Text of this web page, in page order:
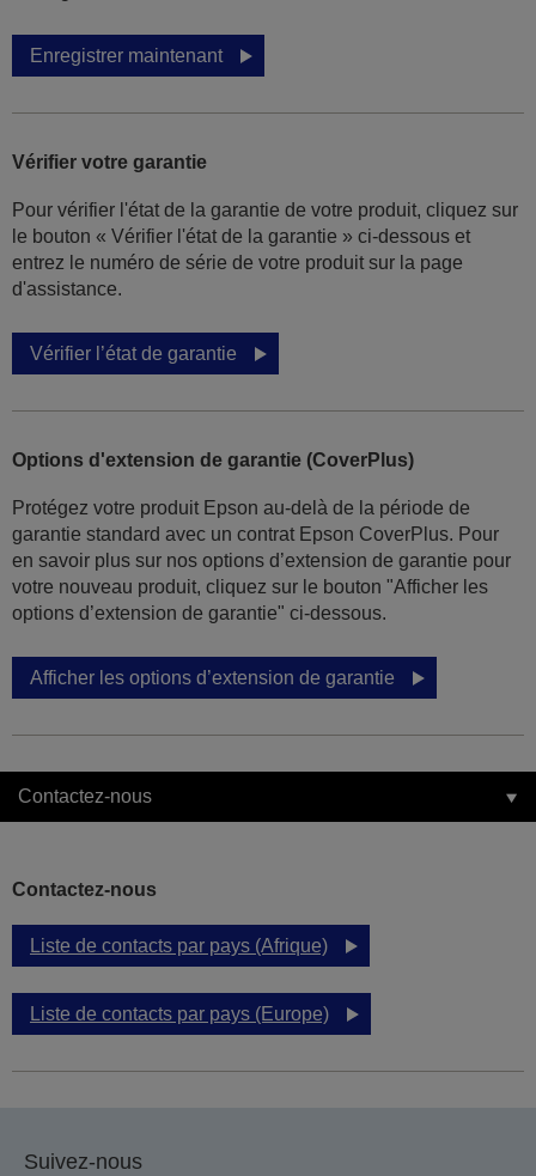
Enregistrer maintenant
Vérifier votre garantie
Pour vérifier l'état de la garantie de votre produit, cliquez sur
le bouton « Vérifier l'état de la garantie » ci-dessous et
entrez le numéro de série de votre produit sur la page
d'assistance.
Vérifier l’état de garantie
Options d'extension de garantie (CoverPlus)
Protégez votre produit Epson au-delà de la période de
garantie standard avec un contrat Epson CoverPlus. Pour
en savoir plus sur nos options d’extension de garantie pour
votre nouveau produit, cliquez sur le bouton "Afficher les
options d’extension de garantie" ci-dessous.
Afficher les options d’extension de garantie
Contactez-nous
Contactez-nous
Liste de contacts par pays (Afrique)
Liste de contacts par pays (Europe)
Suivez-nous